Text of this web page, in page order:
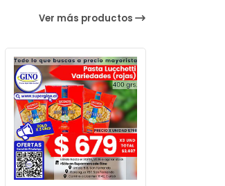
Ver más productos